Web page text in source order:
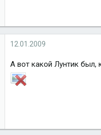
12.01.2009
А вот какой Лунтик был,